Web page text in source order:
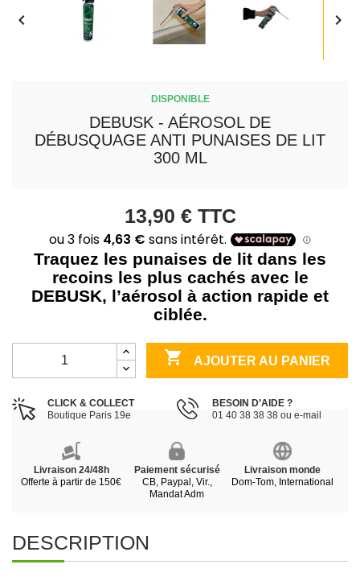
 
DISPONIBLE
DEBUSK - AÉROSOL DE
DÉBUSQUAGE ANTI PUNAISES DE LIT
300 ML
13,90 € TTC
Traquez les punaises de lit dans les
recoins les plus cachés avec le
DEBUSK, l’aérosol à action rapide et
ciblée.
 AJOUTER AU PANIER
CLICK & COLLECT
Boutique Paris 19e
BESOIN D’AIDE ?
01 40 38 38 38 ou e-mail
Livraison 24/48h
Offerte à partir de 150€
Paiement sécurisé
CB, Paypal, Vir.,
Mandat Adm
Livraison monde
Dom-Tom, International
DESCRIPTION